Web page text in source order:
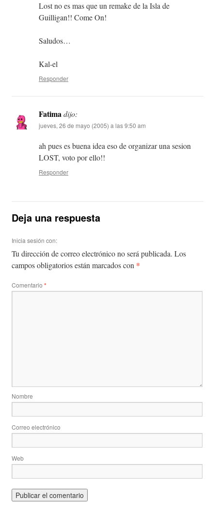
Lost no es mas que un remake de la Isla de
Guilligan!! Come On!
Saludos…
Kal-el
Responder
Fatimadijo:
jueves, 26 de mayo (2005) a las 9:50 am
ah pues es buena idea eso de organizar una sesion
LOST, voto por ello!!
Responder
Deja una respuesta
Inicia sesión con:
Tu dirección de correo electrónico no será publicada. Los
campos obligatorios están marcados con *
Comentario *
Nombre
Correo electrónico
Web